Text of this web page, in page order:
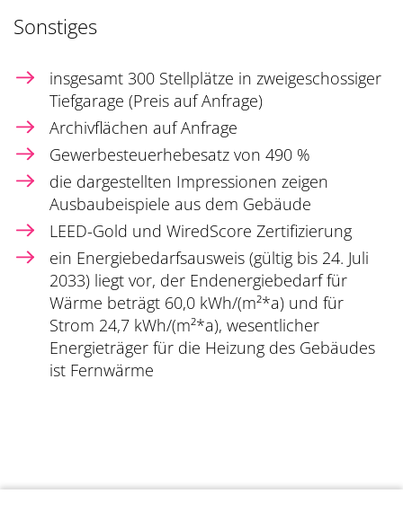
Sonstiges
insgesamt 300 Stellplätze in zweigeschossiger
Tiefgarage (Preis auf Anfrage)
Archivflächen auf Anfrage
Gewerbesteuerhebesatz von 490 %
die dargestellten Impressionen zeigen
Ausbaubeispiele aus dem Gebäude
LEED-Gold und WiredScore Zertifizierung
ein Energiebedarfsausweis (gültig bis 24. Juli
2033) liegt vor, der Endenergiebedarf für
Wärme beträgt 60,0 kWh/(m²*a) und für
Strom 24,7 kWh/(m²*a), wesentlicher
Energieträger für die Heizung des Gebäudes
ist Fernwärme